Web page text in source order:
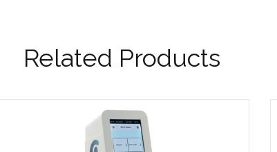
Related Products